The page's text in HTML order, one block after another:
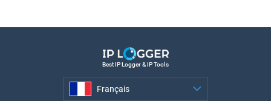
Best IP Logger & IP Tools
Français